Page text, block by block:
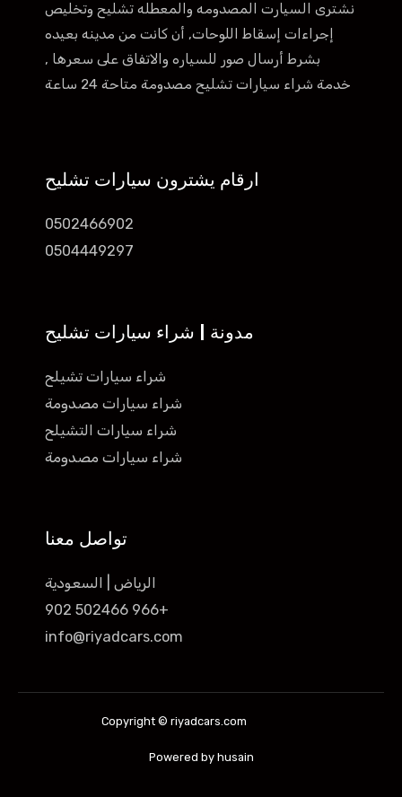
نشترى السيارت المصدومه والمعطله تشليح وتخليص
إجراءات إسقاط اللوحات, أن كانت من مدينه بعيده
بشرط أرسال صور للسياره والاتفاق على سعرها ,
خدمة شراء سيارات تشليح مصدومة متاحة 24 ساعة
ارقام يشترون سيارات تشليح
0502466902
0504449297
مدونة | شراء سيارات تشليح
شراء سيارات تشيلح
شراء سيارات مصدومة
شراء سيارات التشيلح
شراء سيارات مصدومة
تواصل معنا
الرياض | السعودية
info@riyadcars.com
Copyright © riyadcars.com
Powered by husain